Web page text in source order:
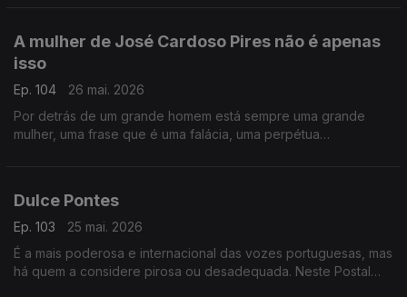
A mulher de José Cardoso Pires não é apenas
isso
Ep. 104
26 mai. 2026
Por detrás de um grande homem está sempre uma grande
mulher, uma frase que é uma falácia, uma perpétua
Dulce Pontes
Ep. 103
25 mai. 2026
É a mais poderosa e internacional das vozes portuguesas, mas
há quem a considere pirosa ou desadequada. Neste Postal